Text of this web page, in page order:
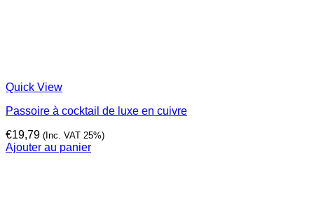
Quick View
Passoire à cocktail de luxe en cuivre
€19,79 (Inc. VAT 25%)
Ajouter au panier